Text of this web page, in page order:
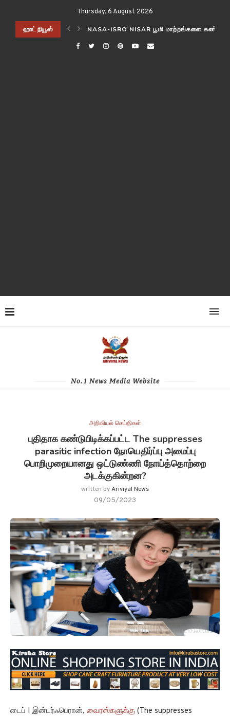
Thursday, 6 August 2026
ஹாட் நியூஸ்
விஞ்ஞானிகள்! NASA-ISRO NISAR பூமி மாற்றங்களை
No.1 News Media Website
அறிவியல் செய்திகள்
புதிதாக கண்டுபிடிக்கப்பட்ட The suppresses
parasitic infection நோயெதிர்ப்பு அமைப்பு
பொறிமுறையானது ஒட்டுண்ணி நோய்த்தொற்றை
அடக்குகின்றன?
written byAriviyal News
09/05/2023
டைப் I இன்டர்ஃபெரான், வைரஸ்களுக்கு (The suppresses